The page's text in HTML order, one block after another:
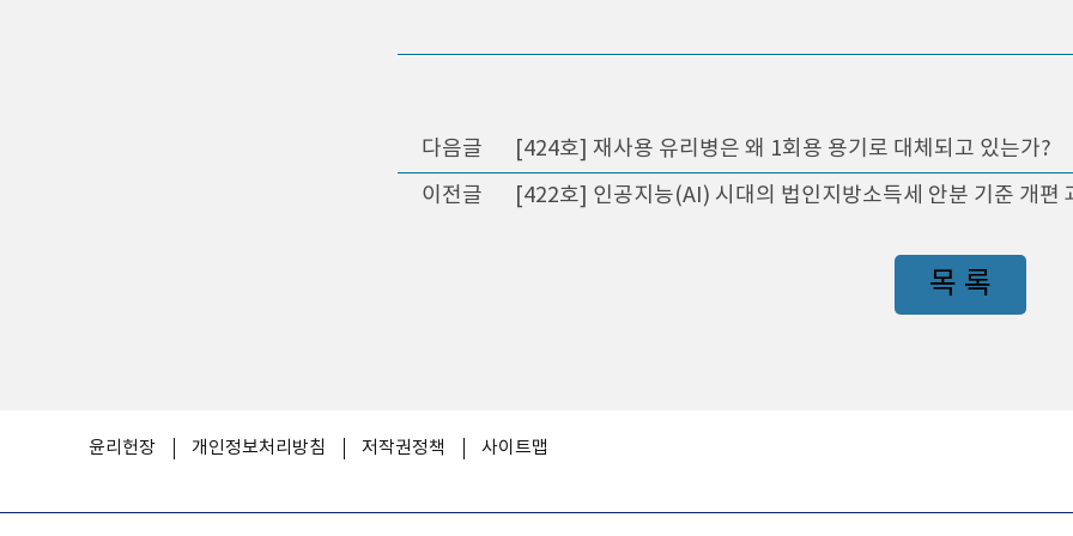
다음글
[424호] 재사용 유리병은 왜 1회용 용기로 대체되고 있는가?
이전글
[422호] 인공지능(AI) 시대의 법인지방소득세 안분 기준 개편
목 록
윤리헌장 개인정보처리방침 저작권정책 사이트맵